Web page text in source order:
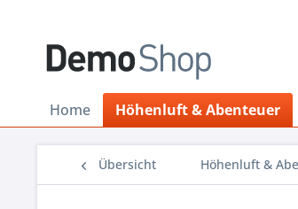
Home Höhenluft & Abenteuer
Übersicht Höhenluft &